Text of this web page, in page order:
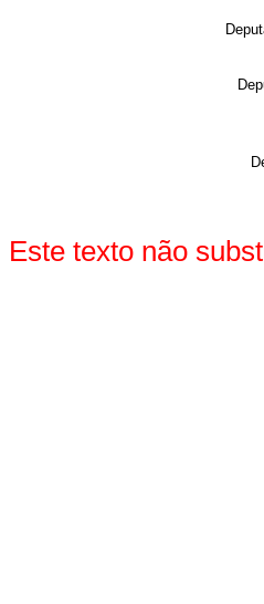
Este texto não